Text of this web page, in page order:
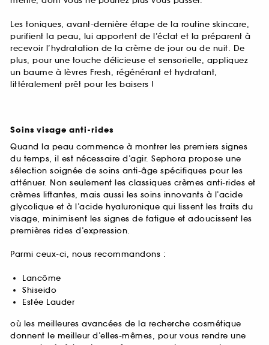
Les toniques, avant-dernière étape de la routine skincare,
purifient la peau, lui apportent de l’éclat et la préparent à
recevoir l’hydratation de la crème de jour ou de nuit. De
plus, pour une touche délicieuse et sensorielle, appliquez
un baume à lèvres Fresh, régénérant et hydratant,
littéralement prêt pour les baisers !
Soins visage anti-rides
Quand la peau commence à montrer les premiers signes
du temps, il est nécessaire d’agir. Sephora propose une
sélection soignée de soins anti-âge spécifiques pour les
atténuer. Non seulement les classiques crèmes anti-rides et
crèmes liftantes, mais aussi les soins innovants à l’acide
glycolique et à l’acide hyaluronique qui lissent les traits du
visage, minimisent les signes de fatigue et adoucissent les
premières rides d’expression.
Parmi ceux-ci, nous recommandons :
Lancôme
Shiseido
Estée Lauder
où les meilleures avancées de la recherche cosmétique
donnent le meilleur d’elles-mêmes, pour vous rendre une